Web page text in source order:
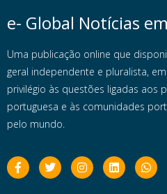
e- Global Notícias
Uma publicação online que
geral independente e pluralista,
privilégio às questões ligadas aos
portuguesa e às comunidades
pelo mundo.